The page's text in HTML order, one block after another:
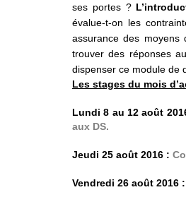
ses portes ?
évalue-t-on les
assurance des moyens
trouver des réponses
dispenser ce module de
Les stages du mois
Lundi 8 au 12 août
aux DS.
Jeudi 25 août 2016 :
Vendredi 26 août 2016 :